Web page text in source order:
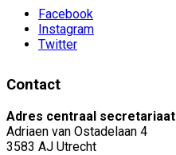
Facebook
Instagram
Twitter
Contact
Adres centraal secretariaat
Adriaen van Ostadelaan 4
3583 AJ Utrecht